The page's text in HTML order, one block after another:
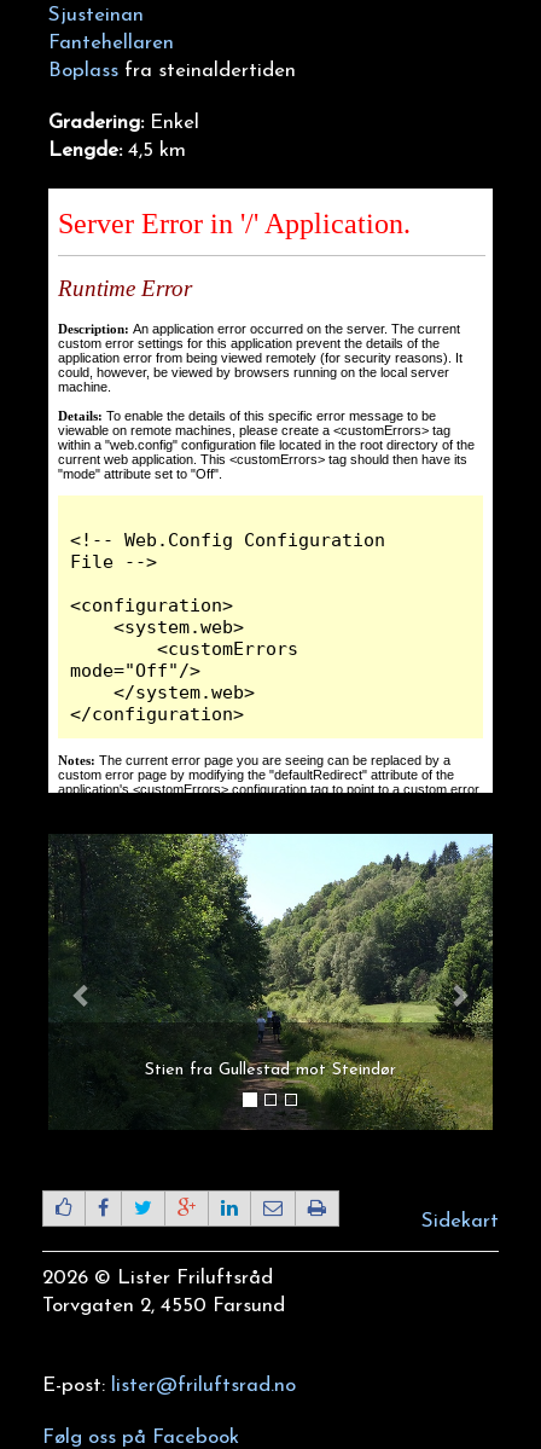
Sjusteinan
Fantehellaren
Boplass fra steinaldertiden
Gradering:Enkel
Lengde:4,5 km
Stien fra Gullestad mot Steindør
Sidekart
2026 © Lister Friluftsråd
Torvgaten 2, 4550 Farsund
E-post: lister@friluftsrad.no
Følg oss på Facebook